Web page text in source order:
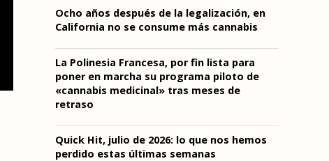
Ocho años después de la legalización, en
California no se consume más cannabis
La Polinesia Francesa, por fin lista para
poner en marcha su programa piloto de
«cannabis medicinal» tras meses de
retraso
Quick Hit, julio de 2026: lo que nos hemos
perdido estas últimas semanas